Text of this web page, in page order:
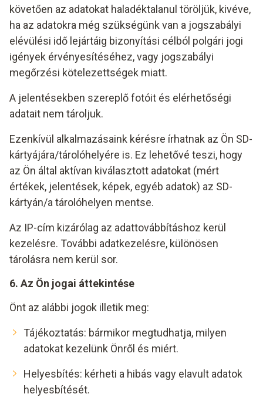
követően az adatokat haladéktalanul töröljük, kivéve,
ha az adatokra még szükségünk van a jogszabályi
elévülési idő lejártáig bizonyítási célból polgári jogi
igények érvényesítéséhez, vagy jogszabályi
megőrzési kötelezettségek miatt.
A jelentésekben szereplő fotóit és elérhetőségi
adatait nem tároljuk.
Ezenkívül alkalmazásaink kérésre írhatnak az Ön SD-
kártyájára/tárolóhelyére is. Ez lehetővé teszi, hogy
az Ön által aktívan kiválasztott adatokat (mért
értékek, jelentések, képek, egyéb adatok) az SD-
kártyán/a tárolóhelyen mentse.
Az IP-cím kizárólag az adattovábbításhoz kerül
kezelésre. További adatkezelésre, különösen
tárolásra nem kerül sor.
6. Az Ön jogai áttekintése
Önt az alábbi jogok illetik meg:
Tájékoztatás: bármikor megtudhatja, milyen
adatokat kezelünk Önről és miért.
Helyesbítés: kérheti a hibás vagy elavult adatok
helyesbítését.